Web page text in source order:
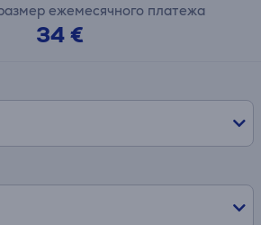
ежемесячного платежа
34 €